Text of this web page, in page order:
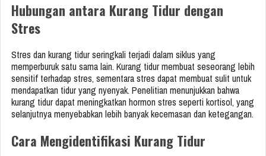
Hubungan antara Kurang Tidur dengan
Stres
Stres dan kurang tidur seringkali terjadi dalam siklus yang
memperburuk satu sama lain. Kurang tidur membuat seseorang lebih
sensitif terhadap stres, sementara stres dapat membuat sulit untuk
mendapatkan tidur yang nyenyak. Penelitian menunjukkan bahwa
kurang tidur dapat meningkatkan hormon stres seperti kortisol, yang
selanjutnya menyebabkan lebih banyak kecemasan dan ketegangan.
Cara Mengidentifikasi Kurang Tidur